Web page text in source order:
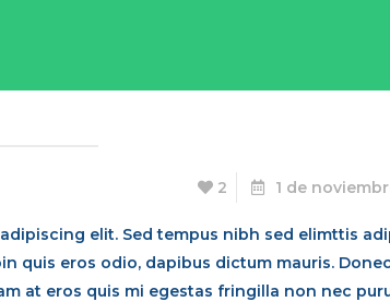
2 1 de
elit. Sed tempus nibh sed elimttis
quis eros odio, dapibus dictum mauris.
at eros quis mi egestas fringilla non nec